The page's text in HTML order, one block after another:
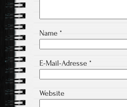
Name *
E-Mail-Adresse *
Website